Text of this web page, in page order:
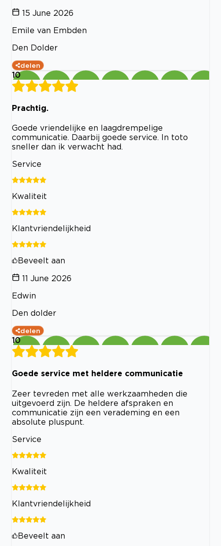
15 June 2026
Emile van Embden
Den Dolder
delen
10
Prachtig.
Goede vriendelijke en laagdrempelige
communicatie. Daarbij goede service. In toto
sneller dan ik verwacht had.
Service
Kwaliteit
Klantvriendelijkheid
Beveelt aan
11 June 2026
Edwin
Den dolder
delen
10
Goede service met heldere communicatie
Zeer tevreden met alle werkzaamheden die
uitgevoerd zijn. De heldere afspraken en
communicatie zijn een verademing en een
absolute pluspunt.
Service
Kwaliteit
Klantvriendelijkheid
Beveelt aan